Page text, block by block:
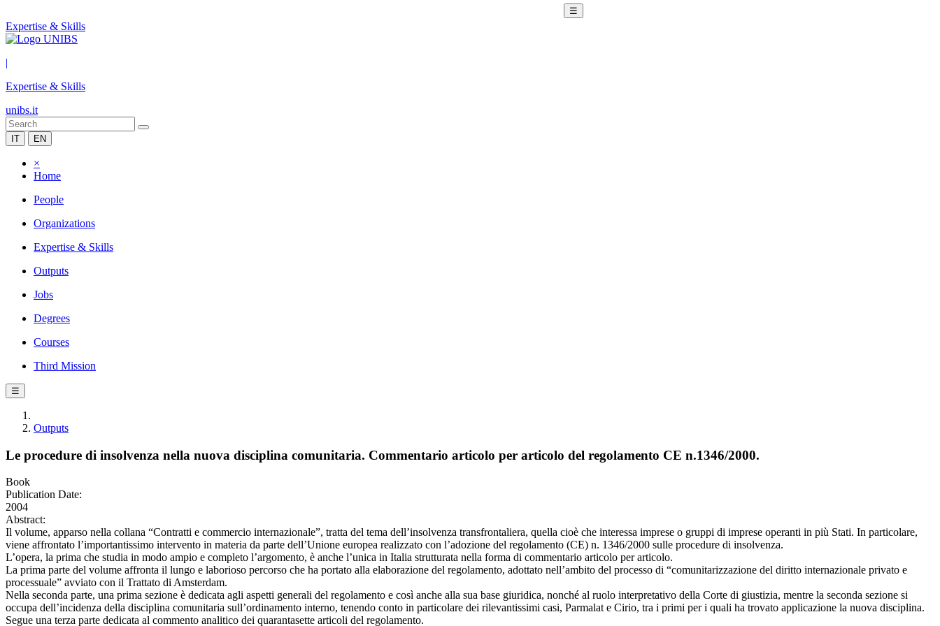
☰
Expertise & Skills
|
Expertise & Skills
unibs.it
IT EN
×
Home
People
Organizations
Expertise & Skills
Outputs
Jobs
Degrees
Courses
Third Mission
☰
Outputs
Le procedure di insolvenza nella nuova disciplina comunitaria. Commentario articolo per articolo del regolamento CE n.1346/2000.
Book
Publication Date:
2004
Abstract:
Il volume, apparso nella collana “Contratti e commercio internazionale”, tratta del tema dell’insolvenza transfrontaliera, quella cioè che interessa imprese o gruppi di imprese operanti in più Stati. In particolare,
viene affrontato l’importantissimo intervento in materia da parte dell’Unione europea realizzato con l’adozione del regolamento (CE) n. 1346/2000 sulle procedure di insolvenza.
L’opera, la prima che studia in modo ampio e completo l’argomento, è anche l’unica in Italia strutturata nella forma di commentario articolo per articolo.
La prima parte del volume affronta il lungo e laborioso percorso che ha portato alla elaborazione del regolamento, adottato nell’ambito del processo di “comunitarizzazione del diritto internazionale privato e
processuale” avviato con il Trattato di Amsterdam.
Nella seconda parte, una prima sezione è dedicata agli aspetti generali del regolamento e così anche alla sua base giuridica, nonché al ruolo interpretativo della Corte di giustizia, mentre la seconda sezione si
occupa dell’incidenza della disciplina comunitaria sull’ordinamento interno, tenendo conto in particolare dei rilevantissimi casi, Parmalat e Cirio, tra i primi per i quali ha trovato applicazione la nuova disciplina.
Segue una terza parte dedicata al commento analitico dei quarantasette articoli del regolamento.